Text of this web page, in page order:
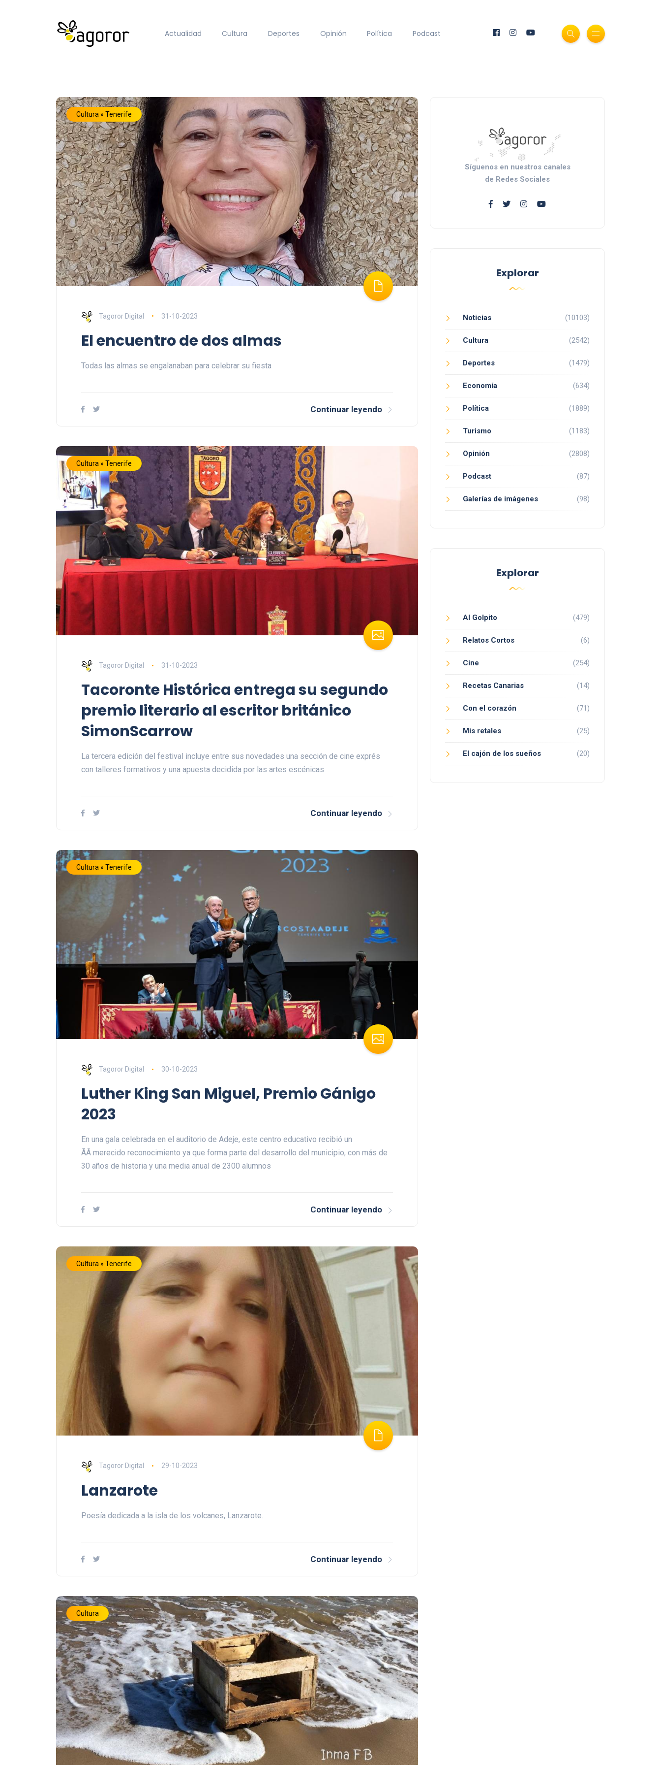
Actualidad Cultura Deportes Opinión Política Podcast
Cultura » Tenerife
Tagoror Digital 31-10-2023
El encuentro de dos almas
Todas las almas se engalanaban para celebrar su fiesta
Continuar leyendo
Cultura » Tenerife
Tagoror Digital 31-10-2023
Tacoronte Histórica entrega su segundo
premio literario al escritor británico
SimonScarrow
La tercera edición del festival incluye entre sus novedades una sección de cine exprés
con talleres formativos y una apuesta decidida por las artes escénicas
Continuar leyendo
Cultura » Tenerife
Tagoror Digital 30-10-2023
Luther King San Miguel, Premio Gánigo
2023
En una gala celebrada en el auditorio de Adeje, este centro educativo recibió un
ÃÂ merecido reconocimiento ya que forma parte del desarrollo del municipio, con más de
30 años de historia y una media anual de 2300 alumnos
Continuar leyendo
Cultura » Tenerife
Tagoror Digital 29-10-2023
Lanzarote
Poesía dedicada a la isla de los volcanes, Lanzarote.
Continuar leyendo
Cultura
Síguenos en nuestros canales
de Redes Sociales
Explorar
Noticias (10103)
Cultura (2542)
Deportes (1479)
Economía (634)
Política (1889)
Turismo (1183)
Opinión (2808)
Podcast (87)
Galerías de imágenes (98)
Explorar
Al Golpito (479)
Relatos Cortos (6)
Cine (254)
Recetas Canarias (14)
Con el corazón (71)
Mis retales (25)
El cajón de los sueños (20)